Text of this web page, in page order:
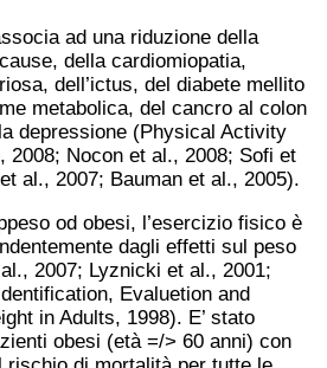
ad una riduzione della
della cardiomiopatia,
dell’ictus, del diabete mellito
metabolica, del cancro al colon
depressione (Physical Activity
2008; Nocon et al., 2008; Sofi et
al., 2007; Bauman et al., 2005).
od obesi, l’esercizio fisico è
dagli effetti sul peso
2007; Lyznicki et al., 2001;
Evaluetion and
in Adults, 1998). E’ stato
obesi (età =/> 60 anni) con